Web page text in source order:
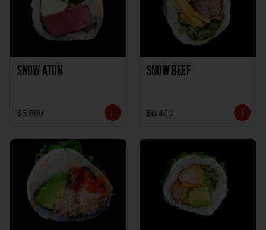
Snow Atun
$5.990
Snow Beef
$6.490